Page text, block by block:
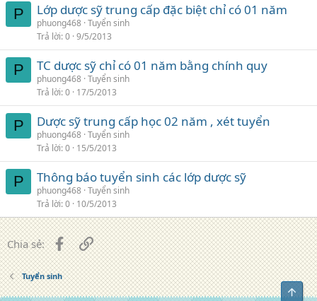
P Lớp dược sỹ trung cấp đặc biệt chỉ có 01 năm
phuong468 Tuyển sinh
Trả lời 0 9/5/2013
P TC dược sỹ chỉ có 01 năm bằng chính quy
phuong468 Tuyển sinh
Trả lời 0 17/5/2013
P Dược sỹ trung cấp học 02 năm , xét tuyển
phuong468 Tuyển sinh
Trả lời 0 15/5/2013
P Thông báo tuyển sinh các lớp dược sỹ
phuong468 Tuyển sinh
Trả lời 0 10/5/2013
Chia sẻ: FacebookLiên kết
Tuyển sinh
Top